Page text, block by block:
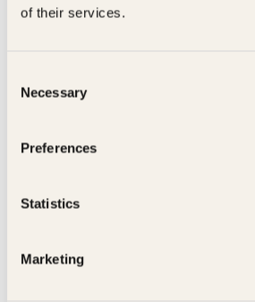
of their services.
Selection
Necessary
Preferences
Statistics
Marketing
Høyt over bakken